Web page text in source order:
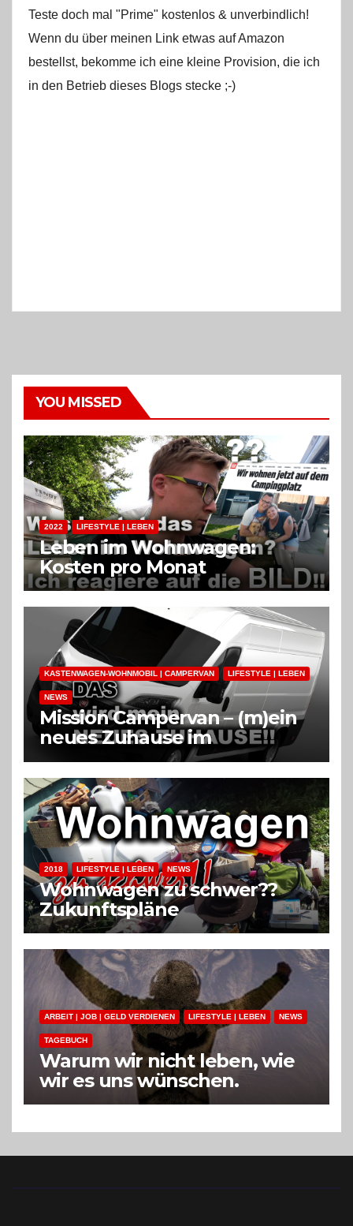
Teste doch mal "Prime" kostenlos & unverbindlich!
Wenn du über meinen Link etwas auf Amazon
bestellst, bekomme ich eine kleine Provision, die ich
in den Betrieb dieses Blogs stecke ;-)
YOU MISSED
2022 LIFESTYLE | LEBEN
Leben im Wohnwagen:
Kosten pro Monat
KASTENWAGEN-WOHNMOBIL | CAMPERVAN LIFESTYLE | LEBEN
NEWS
Mission Campervan – (m)ein
neues Zuhause im
Kastenwagen Wohnmobil
2018 LIFESTYLE | LEBEN NEWS
Wohnwagen zu schwer??
Zukunftspläne
ARBEIT | JOB | GELD VERDIENEN LIFESTYLE | LEBEN NEWS
TAGEBUCH
Warum wir nicht leben, wie
wir es uns wünschen.